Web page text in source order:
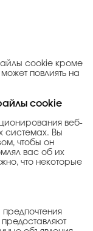
cookie кроме
повлиять на
cookie
веб-
системах. Вы
чтобы он
вас об их
что некоторые